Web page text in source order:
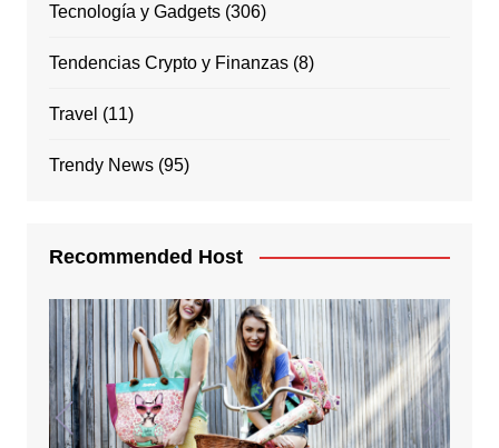
Tecnología y Gadgets(306)
Tendencias Crypto y Finanzas(8)
Travel (11)
Trendy News(95)
Recommended Host